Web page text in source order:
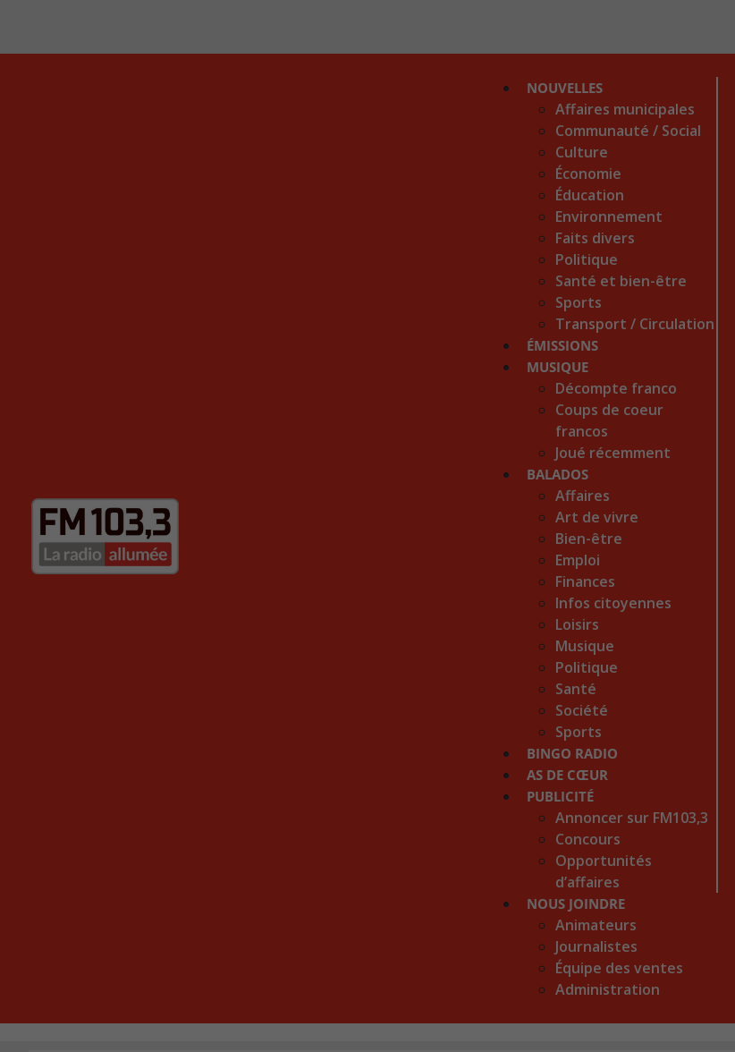
NOUVELLES
Affaires municipales
Communauté / Social
Culture
Économie
Éducation
Environnement
Faits divers
Politique
Santé et bien-être
Sports
Transport / Circulation
ÉMISSIONS
MUSIQUE
Décompte franco
Coups de coeur
francos
Joué récemment
BALADOS
Affaires
Art de vivre
Bien-être
Emploi
Finances
Infos citoyennes
Loisirs
Musique
Politique
Santé
Société
Sports
BINGO RADIO
AS DE CŒUR
PUBLICITÉ
Annoncer sur FM103,3
Concours
Opportunités
d’affaires
NOUS JOINDRE
Animateurs
Journalistes
Équipe des ventes
Administration